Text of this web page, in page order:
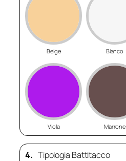
Beige Bianco
Viola Marrone
4. Tipologia Battitacco